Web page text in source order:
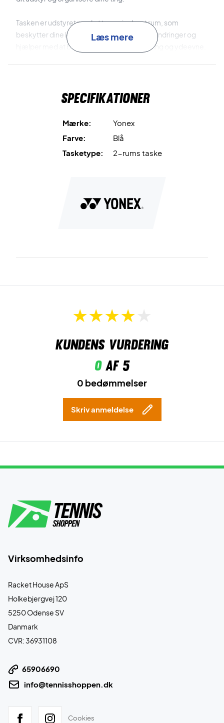
Tasken er udstyret med et termoisoleret rum, som
beskytter dine ketchere mod temperaturændringer og
hjælper med at bevare strengenes spænding og ydeevne.
komfortabelt som en rygsæk.
beskytter dine ketchere mod
Plads til 6 ketcheregiver god kapacitet til både træning og
Læs mere
Specifikationer
Mærke:
Yonex
Farve:
Blå
Tasketype:
2-rums taske
Kundens vurdering
0af 5
0 bedømmelser
Skriv anmeldelse
Virksomhedsinfo
Racket House ApS
Holkebjergvej 120
5250 Odense SV
Danmark
CVR: 36931108
65906690
info@tennisshoppen.dk
Cookies